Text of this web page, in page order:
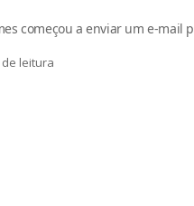
começou a enviar um e-mail
leitura